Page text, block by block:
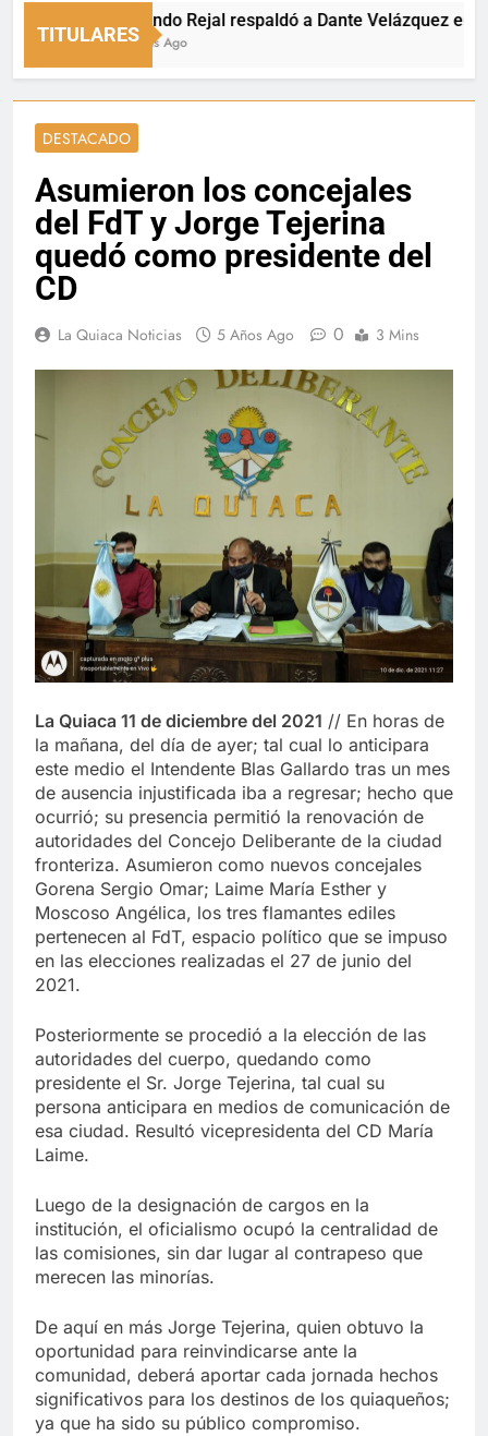
TITULARES
Fernando Rejal respaldó a Dante Velázquez en el
15 Horas Ago
DESTACADO
Asumieron los concejales
del FdT y Jorge Tejerina
quedó como presidente del
CD
La Quiaca Noticias 5 Años Ago 0 3 Mins
La Quiaca 11 de diciembre del 2021 // En horas de
la mañana, del día de ayer; tal cual lo anticipara
este medio el Intendente Blas Gallardo tras un mes
de ausencia injustificada iba a regresar; hecho que
ocurrió; su presencia permitió la renovación de
autoridades del Concejo Deliberante de la ciudad
fronteriza. Asumieron como nuevos concejales
Gorena Sergio Omar; Laime María Esther y
Moscoso Angélica, los tres flamantes ediles
pertenecen al FdT, espacio político que se impuso
en las elecciones realizadas el 27 de junio del
2021.
Posteriormente se procedió a la elección de las
autoridades del cuerpo, quedando como
presidente el Sr. Jorge Tejerina, tal cual su
persona anticipara en medios de comunicación de
esa ciudad. Resultó vicepresidenta del CD María
Laime.
Luego de la designación de cargos en la
institución, el oficialismo ocupó la centralidad de
las comisiones, sin dar lugar al contrapeso que
merecen las minorías.
De aquí en más Jorge Tejerina, quien obtuvo la
oportunidad para reinvindicarse ante la
comunidad, deberá aportar cada jornada hechos
significativos para los destinos de los quiaqueños;
ya que ha sido su público compromiso.